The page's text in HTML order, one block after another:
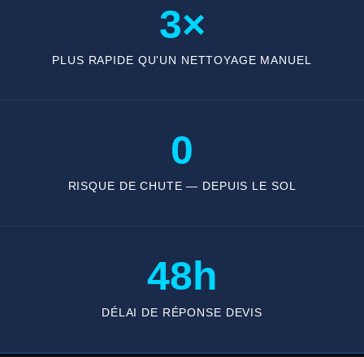
3×
PLUS RAPIDE QU'UN NETTOYAGE MANUEL
0
RISQUE DE CHUTE — DEPUIS LE SOL
48h
DÉLAI DE RÉPONSE DEVIS